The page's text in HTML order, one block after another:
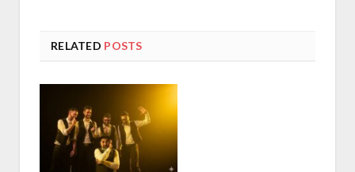
RELATED POSTS